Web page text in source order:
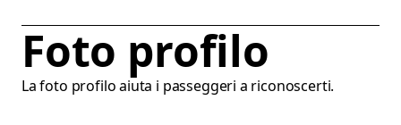
Foto profilo
La foto profilo aiuta i passeggeri a riconoscerti.